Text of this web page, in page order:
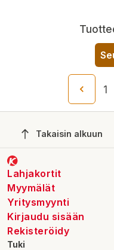
1
Takaisin alkuun
Lahjakortit
Myymälät
Yritysmyynti
Kirjaudu sisään
Rekisteröidy
Tuki